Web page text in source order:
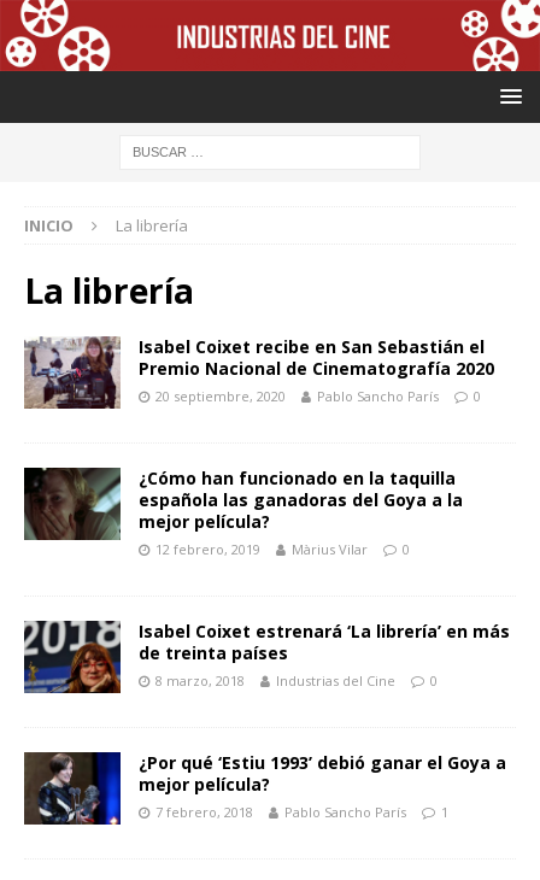
INICIO La librería
La librería
Isabel Coixet recibe en San Sebastián el
Premio Nacional de Cinematografía 2020
20 septiembre, 2020 Pablo Sancho París 0
¿Cómo han funcionado en la taquilla
española las ganadoras del Goya a la
mejor película?
12 febrero, 2019 Màrius Vilar 0
Isabel Coixet estrenará ‘La librería’ en más
de treinta países
8 marzo, 2018 Industrias del Cine 0
¿Por qué ‘Estiu 1993’ debió ganar el Goya a
mejor película?
7 febrero, 2018 Pablo Sancho París 1